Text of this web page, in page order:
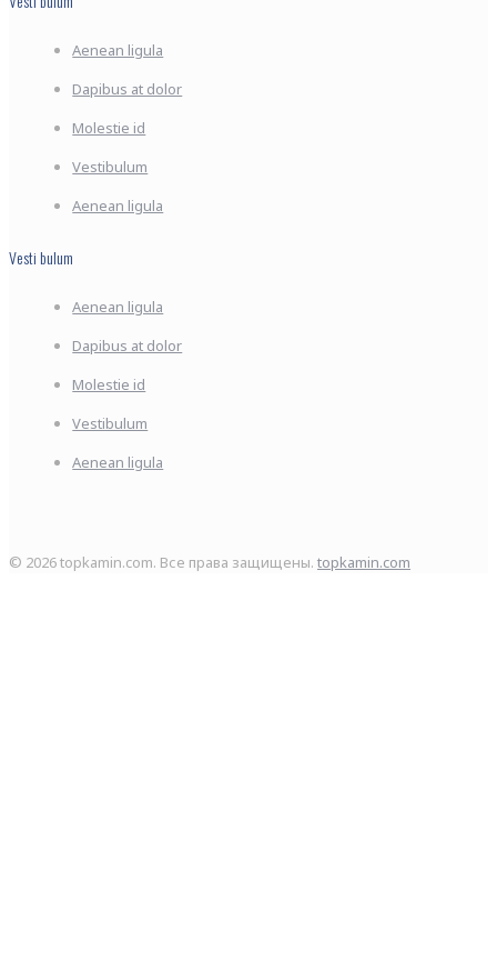
Aenean ligula
Dapibus at dolor
Molestie id
Vestibulum
Aenean ligula
Vesti bulum
Aenean ligula
Dapibus at dolor
Molestie id
Vestibulum
Aenean ligula
© 2026 topkamin.com. Все права защищены. topkamin.com